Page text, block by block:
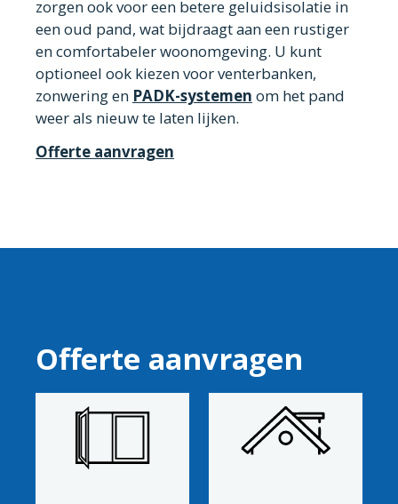
zorgen ook voor een betere geluidsisolatie in
een oud pand, wat bijdraagt aan een rustiger
en comfortabeler woonomgeving. U kunt
optioneel ook kiezen voor venterbanken,
zonwering en PADK-systemen om het pand
weer als nieuw te laten lijken.
Offerte aanvragen
Offerte aanvragen